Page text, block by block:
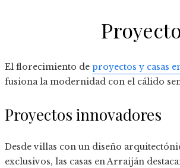
El florecimiento de proyectos y casas
fusiona la modernidad con el cálido
Proyectos innovadores
Desde villas con un diseño
exclusivos, las casas en Arraiján